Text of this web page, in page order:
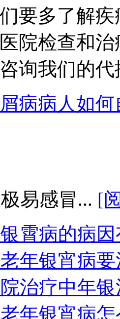
要多了解
院检查和
询我们的
病病人如
易感冒... [
霄病的病
年银宵病
治疗中年
年银宵病